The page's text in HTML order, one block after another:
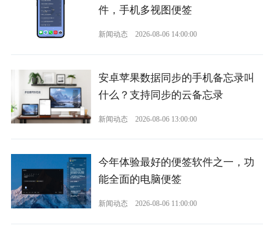
件，手机多视图便签
新闻动态 2026-08-06 14:00:00
安卓苹果数据同步的手机备忘录叫
什么？支持同步的云备忘录
新闻动态 2026-08-06 13:00:00
今年体验最好的便签软件之一，功
能全面的电脑便签
新闻动态 2026-08-06 11:00:00